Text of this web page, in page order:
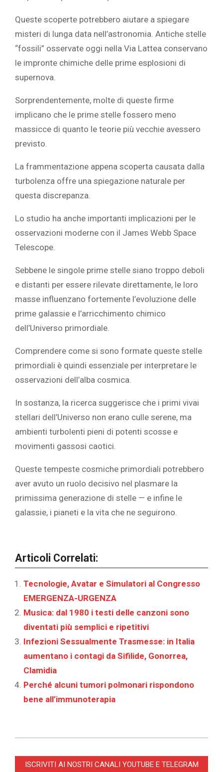
Queste scoperte potrebbero aiutare a spiegare
misteri di lunga data nell’astronomia. Antiche stelle
“fossili” osservate oggi nella Via Lattea conservano
le impronte chimiche delle prime esplosioni di
supernova.
Sorprendentemente, molte di queste firme
implicano che le prime stelle fossero meno
massicce di quanto le teorie più vecchie avessero
previsto.
La frammentazione appena scoperta causata dalla
turbolenza offre una spiegazione naturale per
questa discrepanza.
Lo studio ha anche importanti implicazioni per le
osservazioni moderne con il James Webb Space
Telescope.
Sebbene le singole prime stelle siano troppo deboli
e distanti per essere rilevate direttamente, le loro
masse influenzano fortemente l’evoluzione delle
prime galassie e l’arricchimento chimico
dell’Universo primordiale.
Comprendere come si sono formate queste stelle
primordiali è quindi essenziale per interpretare le
osservazioni dell’alba cosmica.
In sostanza, la ricerca suggerisce che i primi vivai
stellari dell’Universo non erano culle serene, ma
ambienti turbolenti pieni di potenti scosse e
movimenti gassosi caotici.
Queste tempeste cosmiche primordiali potrebbero
aver avuto un ruolo decisivo nel plasmare la
primissima generazione di stelle — e infine le
galassie, i pianeti e la vita che ne seguirono.
Articoli Correlati:
Tecnologie, Avatar e Simulatori al Congresso
EMERGENZA-URGENZA
Musica: dal 1980 i testi delle canzoni sono
diventati più semplici e ripetitivi
Infezioni Sessualmente Trasmesse: in Italia
aumentano i contagi da Sifilide, Gonorrea,
Clamidia
Perché alcuni tumori polmonari rispondono
bene all’immunoterapia
07-
ISCRIVITI AI NOSTRI CANALI YOUTUBE E TELEGRAM